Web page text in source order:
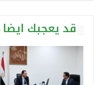
قد يعجبك ايضا